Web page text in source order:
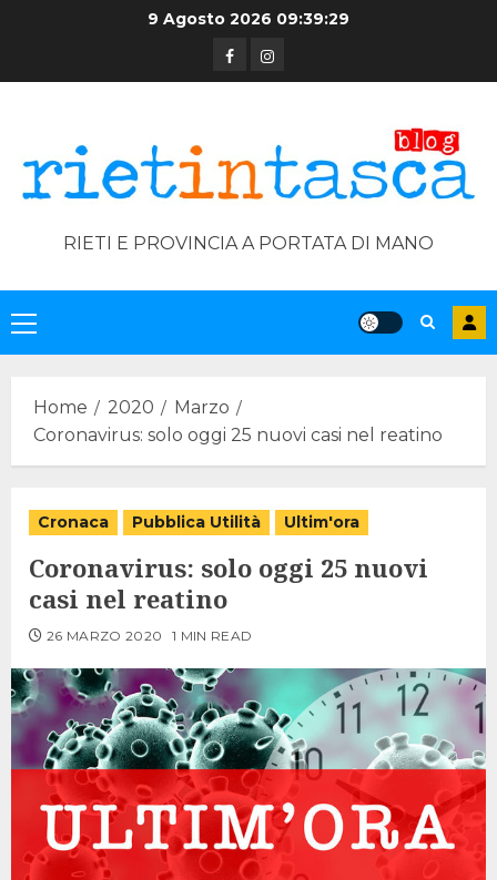
9 Agosto 2026 09:39:29
FacebookInstagram
RIETI E PROVINCIA A PORTATA DI MANO
Primary
Menu
Home 2020
Marzo
Coronavirus: solo oggi 25 nuovi casi nel reatino
Cronaca Pubblica Utilità Ultim'ora
Coronavirus: solo oggi 25 nuovi
casi nel reatino
26 MARZO 2020 1 MIN READ